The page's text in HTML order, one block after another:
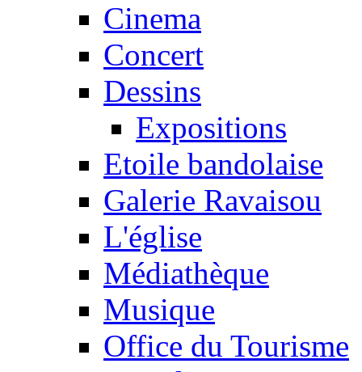
Cinema
Concert
Dessins
Expositions
Etoile bandolaise
Galerie Ravaisou
L'église
Médiathèque
Musique
Office du Tourisme